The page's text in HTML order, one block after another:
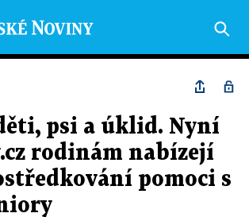
psi a úklid. Nyní
rodinám nabízejí
pomoci s